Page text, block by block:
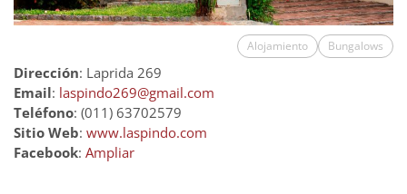
Alojamiento Bungalows
Dirección: Laprida 269
Email: laspindo269@gmail.com
Teléfono: (011) 63702579
Sitio Web: www.laspindo.com
Facebook: Ampliar